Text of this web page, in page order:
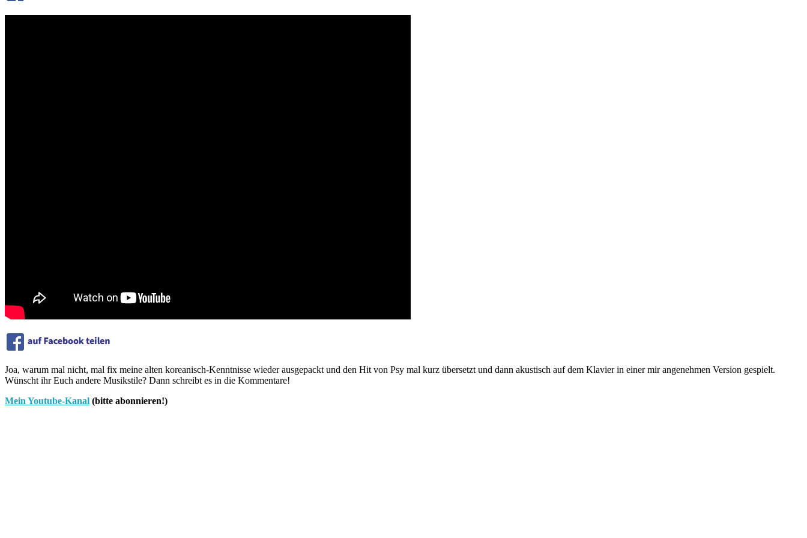
Joa, warum mal nicht, mal fix meine alten koreanisch-Kenntnisse wieder ausgepackt und den Hit von Psy mal kurz übersetzt und dann akustisch auf dem Klavier in einer mir angenehmen Version gespielt.
Wünscht ihr Euch andere Musikstile? Dann schreibt es in die Kommentare!
Mein Youtube-Kanal (bitte abonnieren!)